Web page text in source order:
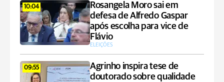
10:04
Rosangela Moro sai em
defesa de Alfredo Gaspar
após escolha para vice de
Flávio
ELEIÇÕES
09:55
Agrinho inspira tese de
doutorado sobre qualidade